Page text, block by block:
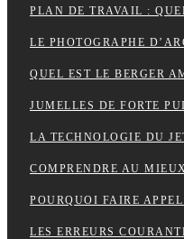
PLAN DE TRAVAIL :
LE PHOTOGRAPHE
QUEL EST LE BERGER
COMPRENDRE AU